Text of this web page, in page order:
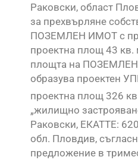
Раковски, област
за прехвърляне
ПОЗЕМЛЕН ИМОТ с
проектна площ 43 кв.
площта на
образува проектен
проектна площ 326
„жилищно
Раковски, ЕКАТТЕ:
обл. Пловдив,
предложение в